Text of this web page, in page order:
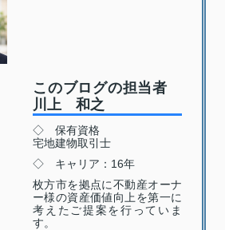
このブログの担当者
川上 和之
◇ 保有資格
宅地建物取引士
◇ キャリア：16年
枚方市を拠点に不動産オーナ
ー様の資産価値向上を第一に
考えたご提案を行っていま
す。